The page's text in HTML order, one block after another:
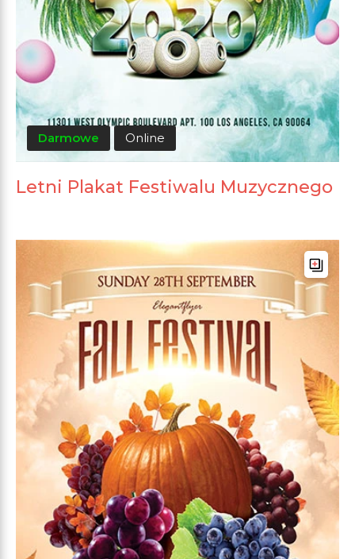
Darmowe Online
Letni Plakat Festiwalu Muzycznego